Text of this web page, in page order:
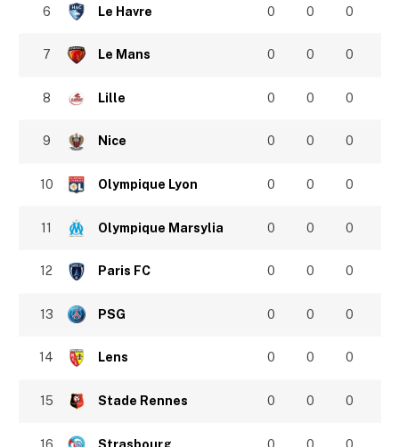
6 Le Havre 0 0 0
7 Le Mans 0 0 0
8 Lille 0 0 0
9 Nice 0 0 0
10 Olympique Lyon 0 0 0
11 Olympique Marsylia 0 0 0
12 Paris FC 0 0 0
13 PSG 0 0 0
14 Lens 0 0 0
15 Stade Rennes 0 0 0
16 Strasbourg 0 0 0